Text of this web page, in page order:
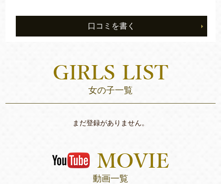
口コミを書く
女の子一覧
まだ登録がありません。
動画一覧